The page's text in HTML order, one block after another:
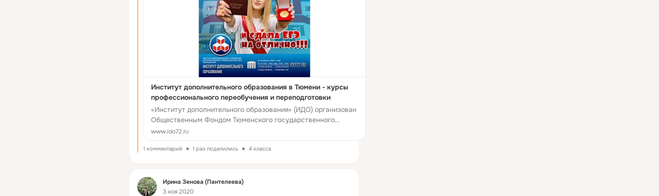
Институт дополнительного образования в Тюмени - курсы
профессионального переобучения и переподготовки
«Институт дополнительного образования» (ИДО) организован
Общественным Фондом Тюменского государственного
нефтегазового университета 29 ноября 1999 г. Д...
www.ido72.ru
1 комментарий 1 раз поделились 4 класса
Фид
Ирина Зенова (Пантелеева)
3 ноя 2020